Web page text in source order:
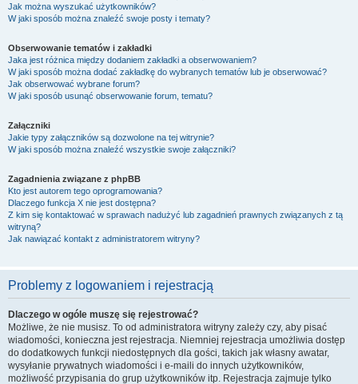
Jak można wyszukać użytkowników?
W jaki sposób można znaleźć swoje posty i tematy?
Obserwowanie tematów i zakładki
Jaka jest różnica między dodaniem zakładki a obserwowaniem?
W jaki sposób można dodać zakładkę do wybranych tematów lub je obserwować?
Jak obserwować wybrane forum?
W jaki sposób usunąć obserwowanie forum, tematu?
Załączniki
Jakie typy załączników są dozwolone na tej witrynie?
W jaki sposób można znaleźć wszystkie swoje załączniki?
Zagadnienia związane z phpBB
Kto jest autorem tego oprogramowania?
Dlaczego funkcja X nie jest dostępna?
Z kim się kontaktować w sprawach nadużyć lub zagadnień prawnych związanych z tą
witryną?
Jak nawiązać kontakt z administratorem witryny?
Problemy z logowaniem i rejestracją
Dlaczego w ogóle muszę się rejestrować?
Możliwe, że nie musisz. To od administratora witryny zależy czy, aby pisać
wiadomości, konieczna jest rejestracja. Niemniej rejestracja umożliwia dostęp
do dodatkowych funkcji niedostępnych dla gości, takich jak własny awatar,
wysyłanie prywatnych wiadomości i e-maili do innych użytkowników,
możliwość przypisania do grup użytkowników itp. Rejestracja zajmuje tylko